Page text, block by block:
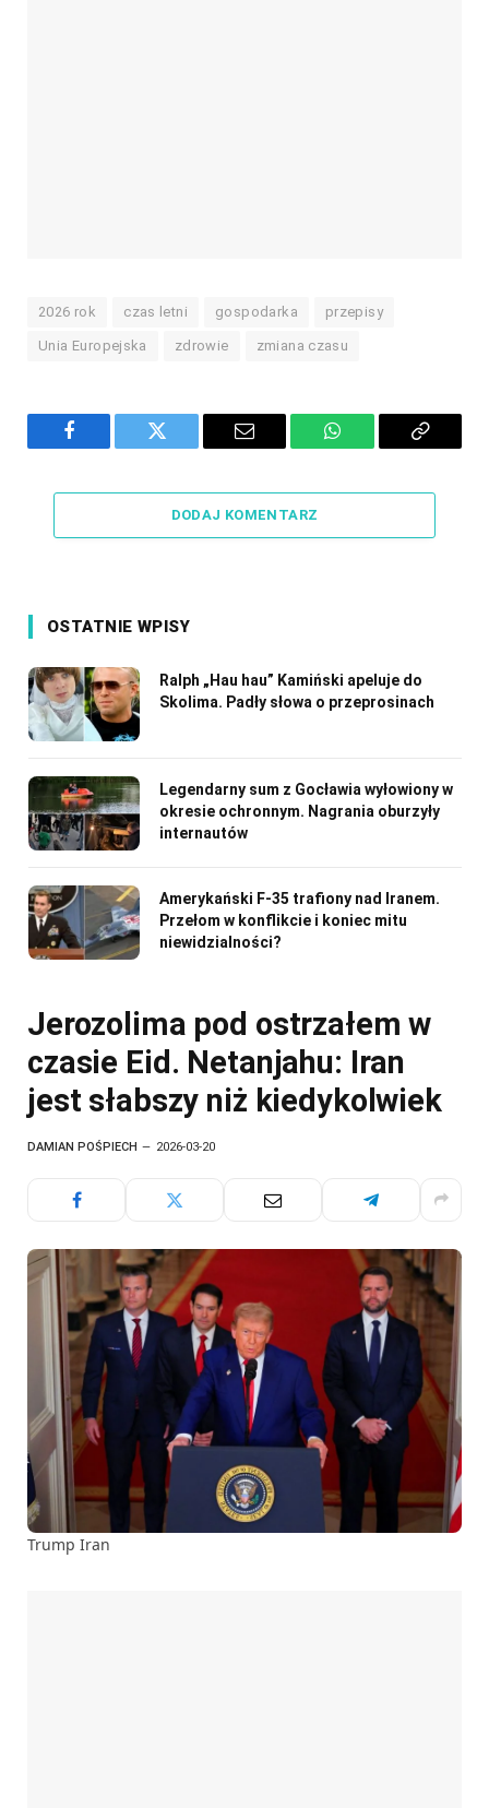
2026 rok czas letni gospodarka przepisy
Unia Europejska zdrowie zmiana czasu
Facebook Twitter Email WhatsAppCopy
DODAJ KOMENTARZ
OSTATNIE WPISY
Ralph „Hau hau” Kamiński apeluje do
Skolima. Padły słowa o przeprosinach
Legendarny sum z Gocławia wyłowiony w
okresie ochronnym. Nagrania oburzyły
internautów
Amerykański F-35 trafiony nad Iranem.
Przełom w konflikcie i koniec mitu
niewidzialności?
Jerozolima pod ostrzałem w
czasie Eid. Netanjahu: Iran
jest słabszy niż kiedykolwiek
DAMIAN POŚPIECH 2026-03-20
Trump Iran